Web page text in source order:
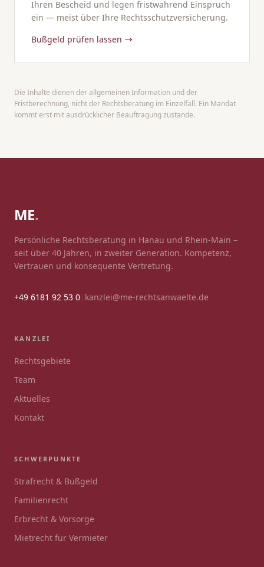
Ihren Bescheid und legen fristwahrend Einspruch
ein — meist über Ihre Rechtsschutzversicherung.
Bußgeld prüfen lassen
Die Inhalte dienen der allgemeinen Information und der
Fristberechnung, nicht der Rechtsberatung im Einzelfall. Ein Mandat
kommt erst mit ausdrücklicher Beauftragung zustande.
ME.
Persönliche Rechtsberatung in Hanau und Rhein-Main –
seit über 40 Jahren, in zweiter Generation. Kompetenz,
Vertrauen und konsequente Vertretung.
+49 6181 92 53 0 kanzlei@me-rechtsanwaelte.de
KANZLEI
Rechtsgebiete
Team
Aktuelles
Kontakt
SCHWERPUNKTE
Strafrecht & Bußgeld
Familienrecht
Erbrecht & Vorsorge
Mietrecht für Vermieter